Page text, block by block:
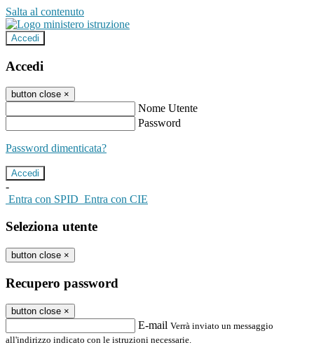
Salta al contenuto
Accedi
Accedi
button close ×
Nome Utente
Password
Password dimenticata?
-
Entra con SPID Entra con CIE
Seleziona utente
button close ×
Recupero password
button close ×
E-mail Verrà inviato un messaggio
all'indirizzo indicato con le istruzioni necessarie.